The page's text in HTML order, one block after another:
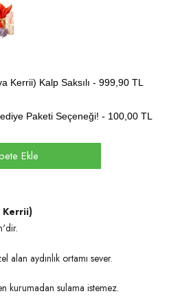
Kerrii) Kalp Saksılı - 999,90 TL
Paketi Seçeneği! - 100,00 TL
Ekle
Kerrii)
alan aydınlık ortamı sever.
kurumadan sulama istemez.